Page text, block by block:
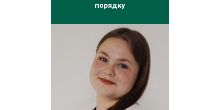
порядку